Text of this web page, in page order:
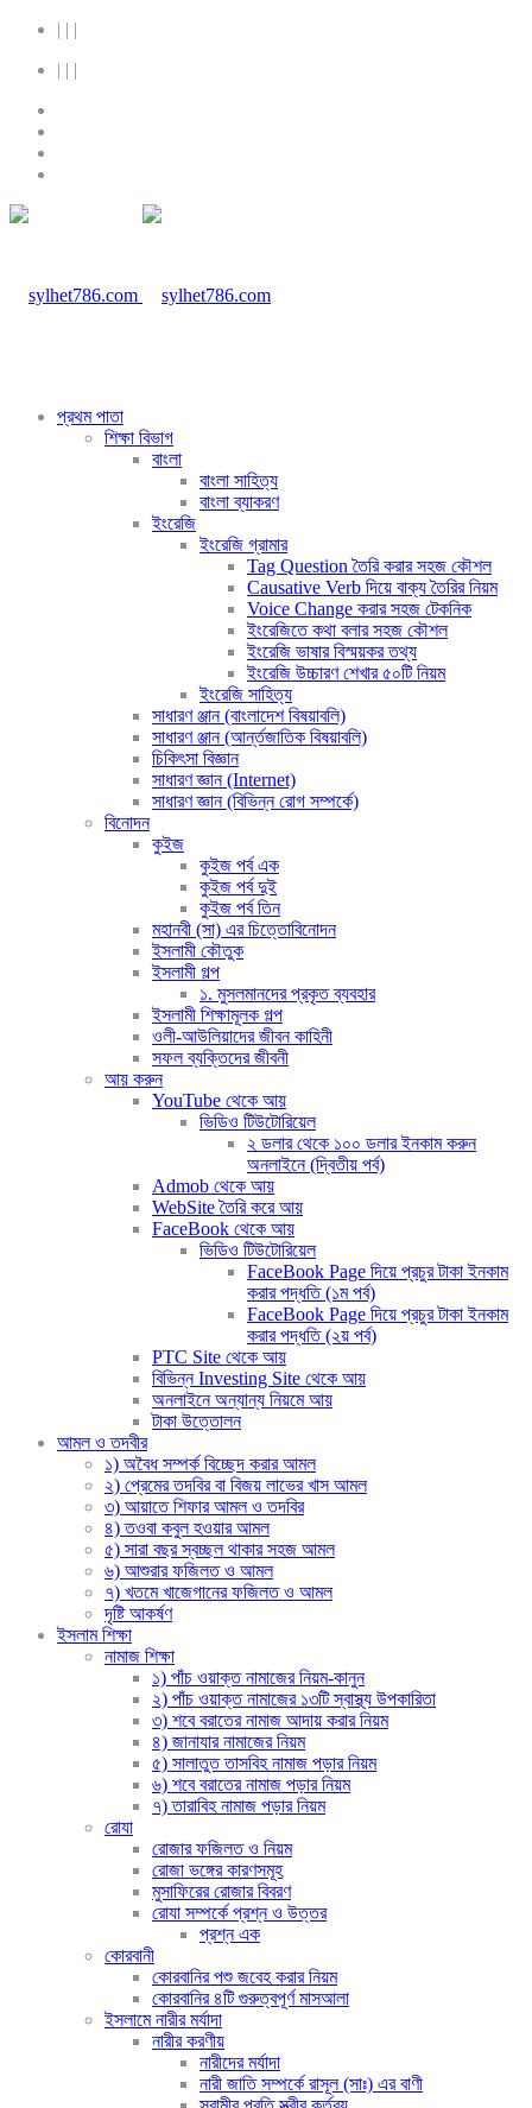
| | |
| | |
প্রথম পাতা
শিক্ষা বিভাগ
বাংলা
বাংলা সাহিত্য
বাংলা ব্যাকরণ
ইংরেজি
ইংরেজি গ্রামার
Tag Question তৈরি করার সহজ কৌশল
Causative Verb দিয়ে বাক্য তৈরির নিয়ম
Voice Change করার সহজ টেকনিক
ইংরেজিতে কথা বলার সহজ কৌশল
ইংরেজি ভাষার বিস্ময়কর তথ্য
ইংরেজি উচ্চারণ শেখার ৫০টি নিয়ম
ইংরেজি সাহিত্য
সাধারণ ঞ্জান (বাংলাদেশ বিষয়াবলি)
সাধারণ ঞ্জান (আর্ন্তজাতিক বিষয়াবলি)
চিকিৎসা বিজ্ঞান
সাধারণ জ্ঞান (Internet)
সাধারণ জ্ঞান (বিভিন্ন রোগ সম্পর্কে)
বিনোদন
কুইজ
কুইজ পর্ব এক
কুইজ পর্ব দুই
কুইজ পর্ব তিন
মহানবী (সা) এর চিত্তোবিনোদন
ইসলামী কৌতুক
ইসলামী গল্প
১. মুসলমানদের প্রকৃত ব্যবহার
ইসলামী শিক্ষামূলক গল্প
ওলী-আউলিয়াদের জীবন কাহিনী
সফল ব্যক্তিদের জীবনী
আয় করুন
YouTube থেকে আয়
ভিডিও টিউটোরিয়েল
২ ডলার থেকে ১০০ ডলার ইনকাম করুন
অনলাইনে (দ্বিতীয় পর্ব)
Admob থেকে আয়
WebSite তৈরি করে আয়
FaceBook থেকে আয়
ভিডিও টিউটোরিয়েল
FaceBook Page দিয়ে প্রচুর টাকা ইনকাম
করার পদ্ধতি (১ম পর্ব)
FaceBook Page দিয়ে প্রচুর টাকা ইনকাম
করার পদ্ধতি (২য় পর্ব)
PTC Site থেকে আয়
বিভিন্ন Investing Site থেকে আয়
অনলাইনে অন্যান্য নিয়মে আয়
টাকা উত্তোলন
আমল ও তদবীর
১) অবৈধ সম্পর্ক বিচ্ছেদ করার আমল
২) প্রেমের তদবির বা বিজয় লাভের খাস আমল
৩) আয়াতে শিফার আমল ও তদবির
৪) তওবা কবুল হওয়ার আমল
৫) সারা বছর স্বচ্ছল থাকার সহজ আমল
৬) আশুরার ফজিলত ও আমল
৭) খতমে খাজেগানের ফজিলত ও আমল
দৃষ্টি আকর্ষণ
ইসলাম শিক্ষা
নামাজ শিক্ষা
১) পাঁচ ওয়াক্ত নামাজের নিয়ম-কানুন
২) পাঁচ ওয়াক্ত নামাজের ১৩টি স্বাস্থ্য উপকারিতা
৩) শবে বরাতের নামাজ আদায় করার নিয়ম
৪) জানাযার নামাজের নিয়ম
৫) সালাতুত তাসবিহ নামাজ পড়ার নিয়ম
৬) শবে বরাতের নামাজ পড়ার নিয়ম
৭) তারাবিহ নামাজ পড়ার নিয়ম
রোযা
রোজার ফজিলত ও নিয়ম
রোজা ভঙ্গের কারণসমূহ
মুসাফিরের রোজার বিবরণ
রোযা সম্পর্কে প্রশ্ন ও উত্তর
প্রশ্ন এক
কোরবানী
কোরবানির পশু জবেহ করার নিয়ম
কোরবানির ৪টি গুরুত্বপূর্ণ মাসআলা
ইসলামে নারীর মর্যাদা
নারীর করণীয়
নারীদের মর্যাদা
নারী জাতি সম্পর্কে রাসূল (সাঃ) এর বাণী